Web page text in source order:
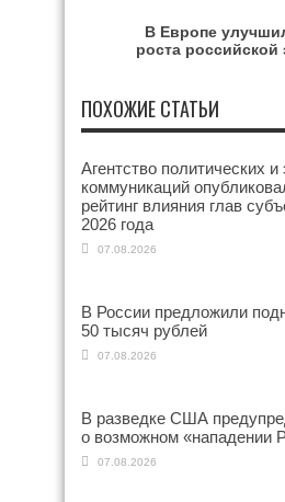
В Европе
роста российской
ПОХОЖИЕ СТАТЬИ
Агентство политических и
коммуникаций
рейтинг влияния глав
2026 года
07.08.2026
В России предложили
50 тысяч рублей
07.08.2026
В разведке США
о возможном «нападении
07.08.2026